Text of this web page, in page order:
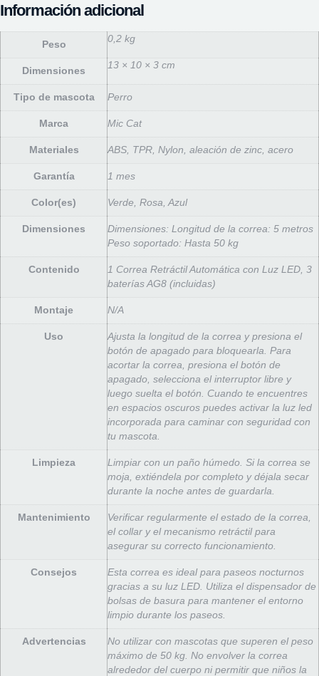
Información adicional
Peso
0,2 kg
Dimensiones
13 × 10 × 3 cm
Tipo de mascota Perro
Marca Mic Cat
Materiales ABS, TPR, Nylon, aleación de zinc, acero
Garantía 1 mes
Color(es) Verde, Rosa, Azul
Dimensiones
Dimensiones: Longitud de la correa: 5 metros
Peso soportado: Hasta 50 kg
Contenido
1 Correa Retráctil Automática con Luz LED, 3
baterías AG8 (incluidas)
Montaje N/A
Uso
Ajusta la longitud de la correa y presiona el
botón de apagado para bloquearla. Para
acortar la correa, presiona el botón de
apagado, selecciona el interruptor libre y
luego suelta el botón. Cuando te encuentres
en espacios oscuros puedes activar la luz led
incorporada para caminar con seguridad con
tu mascota.
Limpieza
Limpiar con un paño húmedo. Si la correa se
moja, extiéndela por completo y déjala secar
durante la noche antes de guardarla.
Mantenimiento
Verificar regularmente el estado de la correa,
el collar y el mecanismo retráctil para
asegurar su correcto funcionamiento.
Consejos
Esta correa es ideal para paseos nocturnos
gracias a su luz LED. Utiliza el dispensador de
bolsas de basura para mantener el entorno
limpio durante los paseos.
Advertencias
No utilizar con mascotas que superen el peso
máximo de 50 kg. No envolver la correa
alrededor del cuerpo ni permitir que niños la